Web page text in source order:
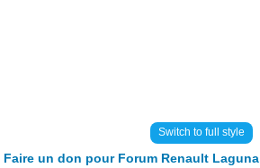
Switch to full style
Faire un don pour Forum Renault Laguna